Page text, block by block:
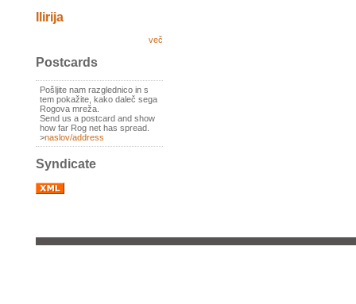
Ilirija
več
Postcards
Pošljite nam razglednico in s
tem pokažite, kako daleč sega
Rogova mreža.
Send us a postcard and show
how far Rog net has spread.
>naslov/address
Syndicate